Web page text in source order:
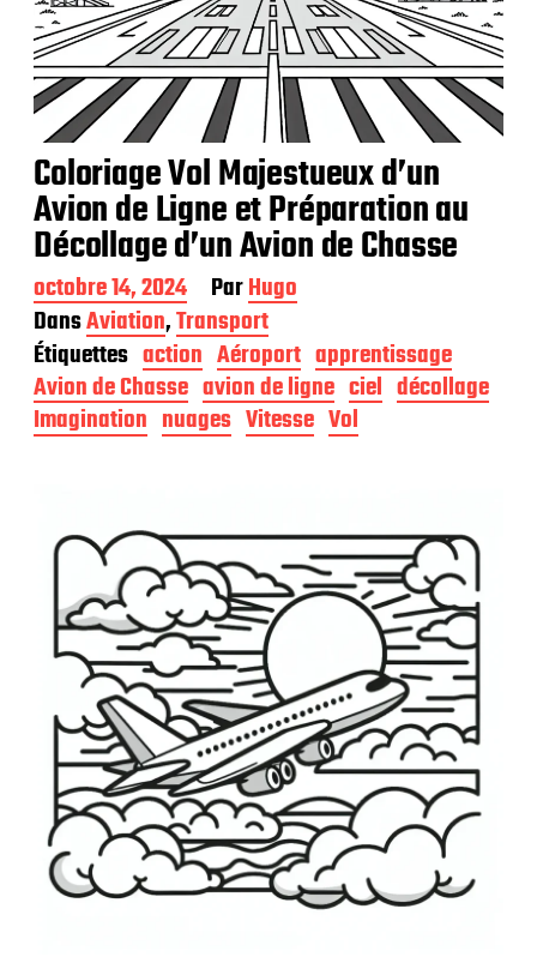
Coloriage Vol Majestueux d’un
Avion de Ligne et Préparation au
Décollage d’un Avion de Chasse
D
a
t
e
d
e
p
octobre 14, 2024 ParHugo
DansAviation,Transport
Étiquettes action Aéroport apprentissage
Avion de Chasse avion de ligne ciel décollage
Imagination nuages Vitesse Vol